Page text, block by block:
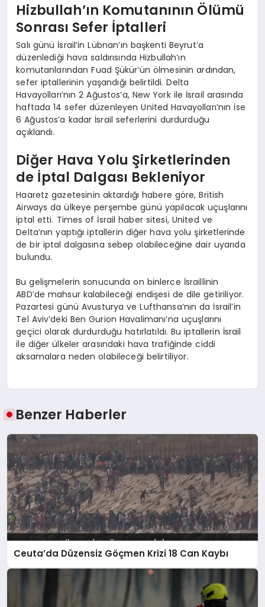
Hizbullah’ın Komutanının Ölümü
Sonrası Sefer İptalleri
Salı günü İsrail’in Lübnan’ın başkenti Beyrut’a
düzenlediği hava saldırısında Hizbullah’ın
komutanlarından Fuad Şükür’ün ölmesinin ardından,
sefer iptallerinin yaşandığı belirtildi. Delta
Havayolları’nın 2 Ağustos’a, New York ile İsrail arasında
haftada 14 sefer düzenleyen United Havayolları’nın ise
6 Ağustos’a kadar İsrail seferlerini durdurduğu
açıklandı.
Diğer Hava Yolu Şirketlerinden
de İptal Dalgası Bekleniyor
Haaretz gazetesinin aktardığı habere göre, British
Airways da ülkeye perşembe günü yapılacak uçuşlarını
iptal etti. Times of İsrail haber sitesi, United ve
Delta’nın yaptığı iptallerin diğer hava yolu şirketlerinde
de bir iptal dalgasına sebep olabileceğine dair uyarıda
bulundu.
Bu gelişmelerin sonucunda on binlerce İsraillinin
ABD’de mahsur kalabileceği endişesi de dile getiriliyor.
Pazartesi günü Avusturya ve Lufthansa’nın da İsrail’in
Tel Aviv’deki Ben Gurion Havalimanı’na uçuşlarını
geçici olarak durdurduğu hatırlatıldı. Bu iptallerin İsrail
ile diğer ülkeler arasındaki hava trafiğinde ciddi
aksamalara neden olabileceği belirtiliyor.
Benzer Haberler
Ceuta’da Düzensiz Göçmen Krizi 18 Can Kaybı